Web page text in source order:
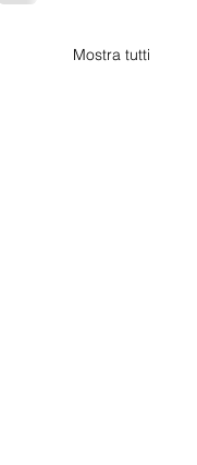
Mostra tutti